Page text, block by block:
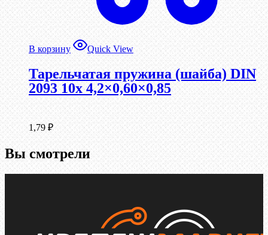
В корзину Quick View
Тарельчатая пружина (шайба) DIN
2093 10x 4,2×0,60×0,85
1,79 ₽
Вы смотрели